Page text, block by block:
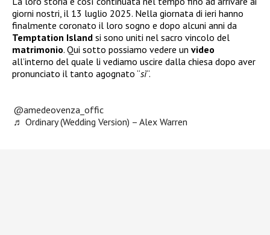
giorni nostri, il 13 luglio 2025. Nella giornata di ieri hanno
finalmente coronato il loro sogno e dopo alcuni anni da
Temptation Island si sono uniti nel sacro vincolo del
matrimonio. Qui sotto possiamo vedere un video
all’interno del quale li vediamo uscire dalla chiesa dopo aver
pronunciato il tanto agognato “sì“.
@amedeovenza_offic
♬ Ordinary (Wedding Version) – Alex Warren